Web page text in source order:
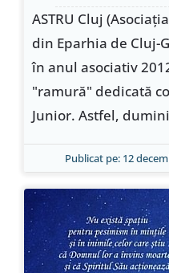
ASTRU Cluj
din Eparhia de Cluj-
în anul asociativ
"ramură" dedicată
Junior. Astfel,
Publicat pe: 12